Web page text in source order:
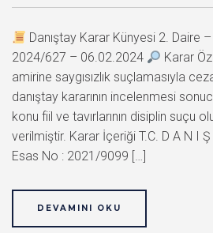
Danıştay Karar Künyesi 2. Daire
2024/627 – 06.02.2024
Karar
amirine saygısızlık suçlamasıyla
danıştay kararının incelenmesi
konu fiil ve tavırlarının disiplin suçu
verilmiştir. Karar İçeriği T.C. D A N I Ş
Esas No : 2021/9099 […]
DEVAMINI OKU